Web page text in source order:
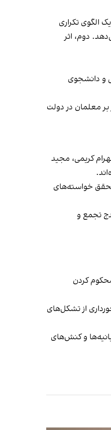
الگوی تکراری
۱۶ معلم کردستان خود را نشان می‌دهد. دوم، اثر
فرهنگیان بازداشت و «بیش از ۳۰۰ معلم، فعال صنفی و دانشجوی
تداوم فشار بر معلمان در دولت
کریمی، مجید
خواسته‌های
تجمع و
کردن
شناخته شدن حق برخورداری از تشکل‌های
و کنش‌های